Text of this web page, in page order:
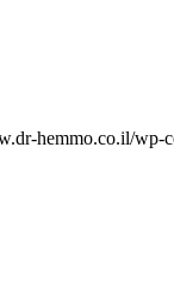
hemmo.co.il/wp-